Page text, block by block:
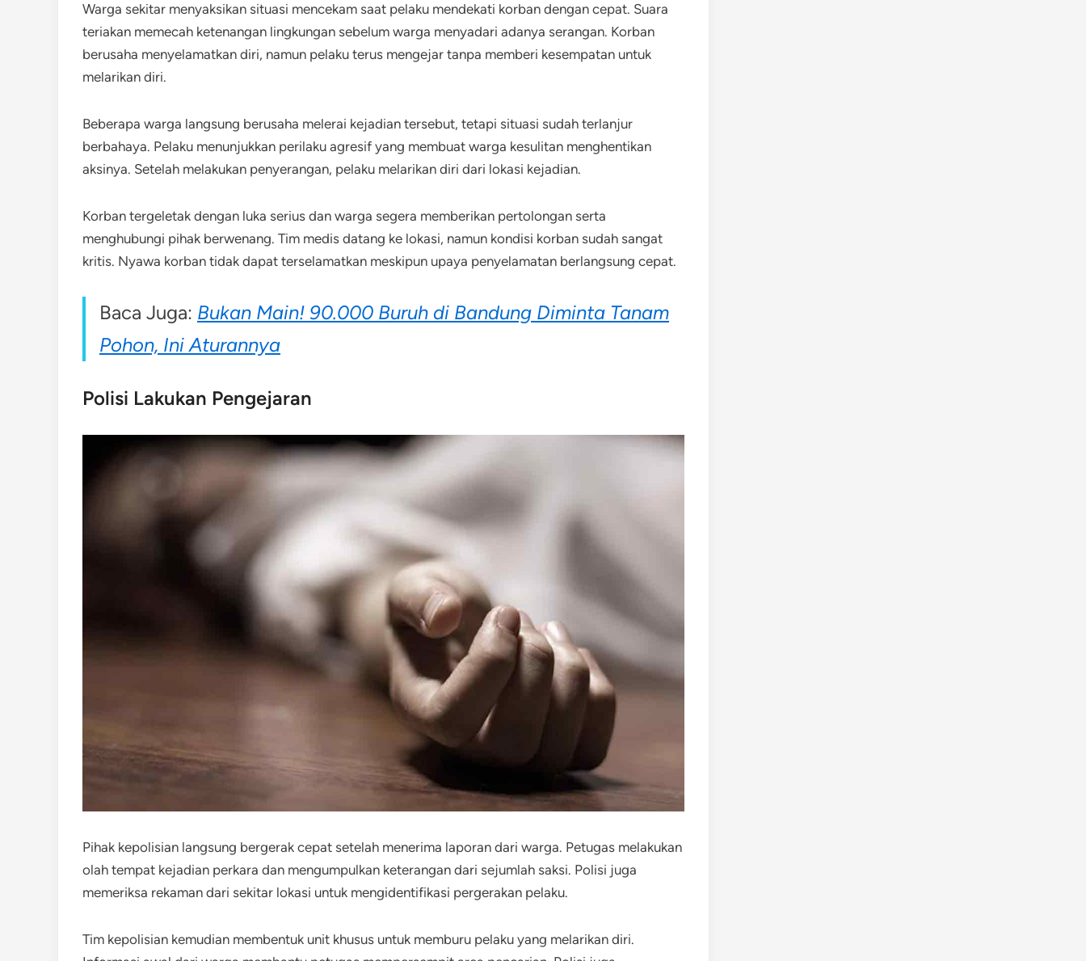
Warga sekitar menyaksikan situasi mencekam saat pelaku mendekati korban dengan cepat. Suara
teriakan memecah ketenangan lingkungan sebelum warga menyadari adanya serangan. Korban
berusaha menyelamatkan diri, namun pelaku terus mengejar tanpa memberi kesempatan untuk
melarikan diri.
Beberapa warga langsung berusaha melerai kejadian tersebut, tetapi situasi sudah terlanjur
berbahaya. Pelaku menunjukkan perilaku agresif yang membuat warga kesulitan menghentikan
aksinya. Setelah melakukan penyerangan, pelaku melarikan diri dari lokasi kejadian.
Korban tergeletak dengan luka serius dan warga segera memberikan pertolongan serta
menghubungi pihak berwenang. Tim medis datang ke lokasi, namun kondisi korban sudah sangat
kritis. Nyawa korban tidak dapat terselamatkan meskipun upaya penyelamatan berlangsung cepat.
Baca Juga: Bukan Main! 90.000 Buruh di Bandung Diminta Tanam
Pohon, Ini Aturannya
Polisi Lakukan Pengejaran
Pihak kepolisian langsung bergerak cepat setelah menerima laporan dari warga. Petugas melakukan
olah tempat kejadian perkara dan mengumpulkan keterangan dari sejumlah saksi. Polisi juga
memeriksa rekaman dari sekitar lokasi untuk mengidentifikasi pergerakan pelaku.
Tim kepolisian kemudian membentuk unit khusus untuk memburu pelaku yang melarikan diri.